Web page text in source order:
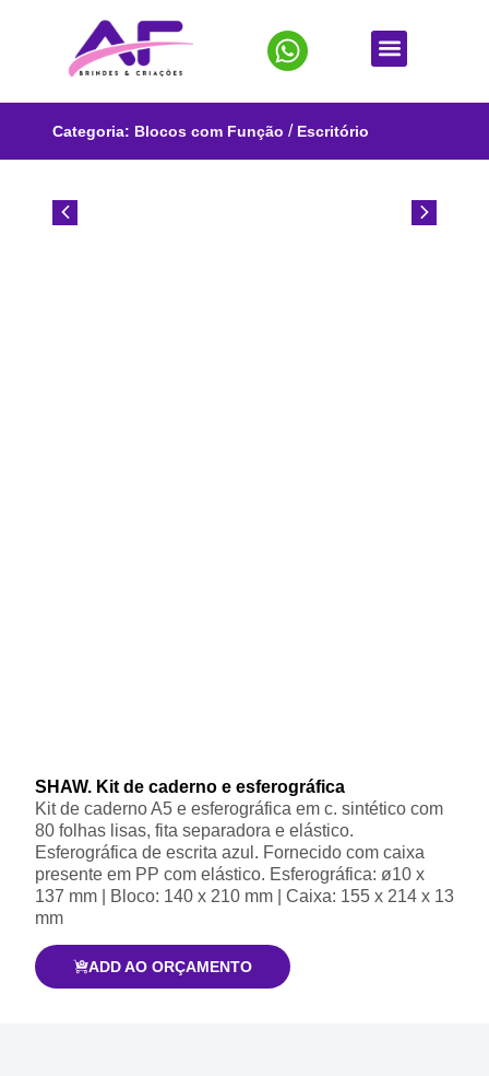
Categoria: Blocos com Função / Escritório
SHAW. Kit de caderno e esferográfica
Kit de caderno A5 e esferográfica em c. sintético com
80 folhas lisas, fita separadora e elástico.
Esferográfica de escrita azul. Fornecido com caixa
presente em PP com elástico. Esferográfica: ø10 x
137 mm | Bloco: 140 x 210 mm | Caixa: 155 x 214 x 13
mm
ADD AO ORÇAMENTO